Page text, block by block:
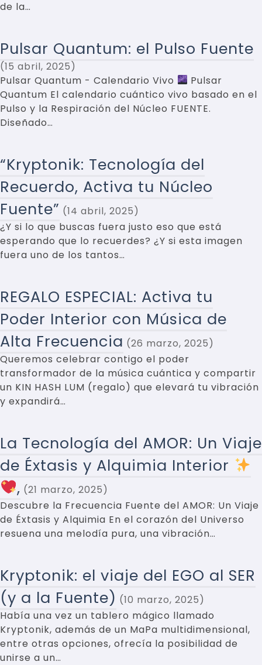
de la…
Pulsar Quantum: el Pulso Fuente
15 abril, 2025
Pulsar Quantum - Calendario Vivo
Pulsar
Quantum El calendario cuántico vivo basado en el
Pulso y la Respiración del Núcleo FUENTE.
Diseñado…
“Kryptonik: Tecnología del
Recuerdo, Activa tu Núcleo
Fuente”
14 abril, 2025
¿Y si lo que buscas fuera justo eso que está
esperando que lo recuerdes? ¿Y si esta imagen
fuera uno de los tantos…
REGALO ESPECIAL: Activa tu
Poder Interior con Música de
Alta Frecuencia
26 marzo, 2025
Queremos celebrar contigo el poder
transformador de la música cuántica y compartir
un KIN HASH LUM (regalo) que elevará tu vibración
y expandirá…
La Tecnología del AMOR: Un Viaje
de Éxtasis y Alquimia Interior
,
21 marzo, 2025
Descubre la Frecuencia Fuente del AMOR: Un Viaje
de Éxtasis y Alquimia En el corazón del Universo
resuena una melodía pura, una vibración…
Kryptonik: el viaje del EGO al SER
(y a la Fuente)
10 marzo, 2025
Había una vez un tablero mágico llamado
Kryptonik, además de un MaPa multidimensional,
entre otras opciones, ofrecía la posibilidad de
unirse a un…